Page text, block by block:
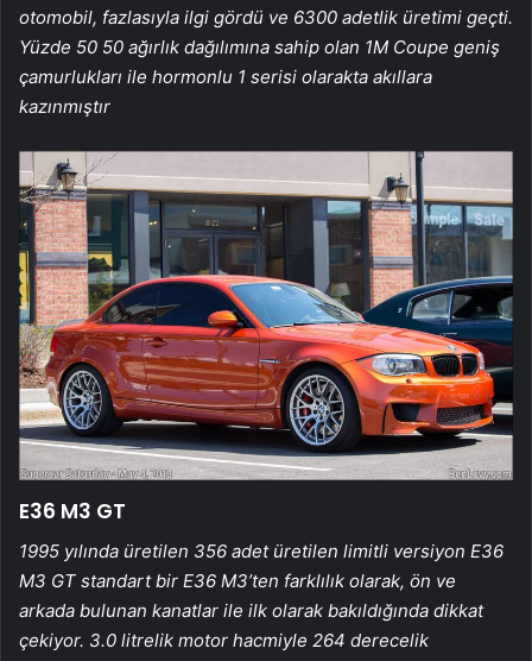
otomobil, fazlasıyla ilgi gördü ve 6300 adetlik üretimi geçti.
Yüzde 50 50 ağırlık dağılımına sahip olan 1M Coupe geniş
çamurlukları ile hormonlu 1 serisi olarakta akıllara
kazınmıştır
E36 M3 GT
1995 yılında üretilen 356 adet üretilen limitli versiyon E36
M3 GT standart bir E36 M3’ten farklılık olarak, ön ve
arkada bulunan kanatlar ile ilk olarak bakıldığında dikkat
çekiyor. 3.0 litrelik motor hacmiyle 264 derecelik